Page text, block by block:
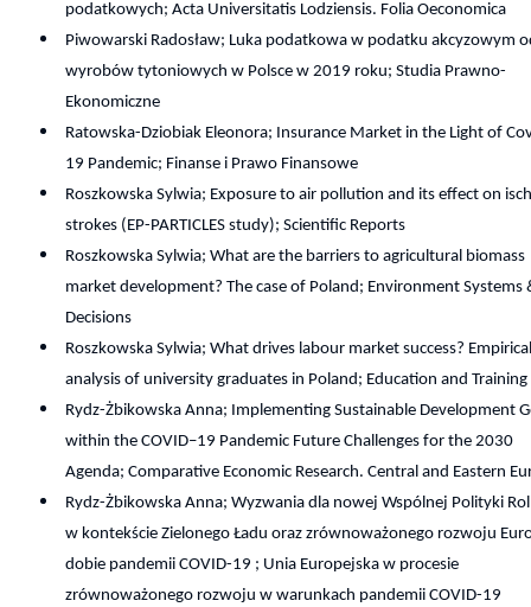
podatkowych; Acta Universitatis Lodziensis. Folia Oeconomica
Piwowarski Radosław; Luka podatkowa w podatku akcyzowym
wyrobów tytoniowych w Polsce w 2019 roku; Studia Prawno-
Ekonomiczne
Ratowska-Dziobiak Eleonora; Insurance Market in the Light of
19 Pandemic; Finanse i Prawo Finansowe
Roszkowska Sylwia; Exposure to air pollution and its effect on
strokes (EP-PARTICLES study); Scientific Reports
Roszkowska Sylwia; What are the barriers to agricultural biomass
market development? The case of Poland; Environment Systems
Decisions
Roszkowska Sylwia; What drives labour market success?
analysis of university graduates in Poland; Education and Training
Rydz-Żbikowska Anna; Implementing Sustainable Development
within the COVID–19 Pandemic Future Challenges for the 2030
Agenda; Comparative Economic Research. Central and Eastern
Rydz-Żbikowska Anna; Wyzwania dla nowej Wspólnej Polityki
w kontekście Zielonego Ładu oraz zrównoważonego rozwoju
dobie pandemii COVID-19 ; Unia Europejska w procesie
zrównoważonego rozwoju w warunkach pandemii COVID-19